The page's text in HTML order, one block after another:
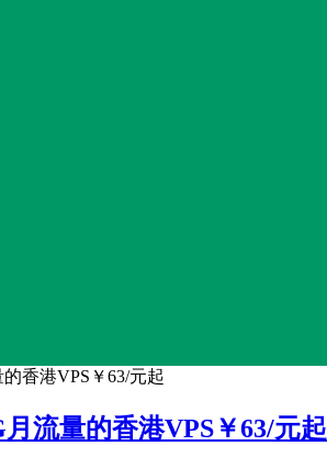
香港VPS￥63/元起
流量的香港VPS￥63/元起